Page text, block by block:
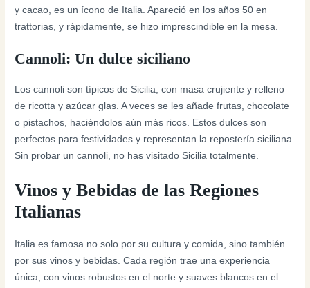
y cacao, es un ícono de Italia. Apareció en los años 50 en
trattorias, y rápidamente, se hizo imprescindible en la mesa.
Cannoli: Un dulce siciliano
Los cannoli son típicos de Sicilia, con masa crujiente y relleno
de ricotta y azúcar glas. A veces se les añade frutas, chocolate
o pistachos, haciéndolos aún más ricos. Estos dulces son
perfectos para festividades y representan la repostería siciliana.
Sin probar un cannoli, no has visitado Sicilia totalmente.
Vinos y Bebidas de las Regiones
Italianas
Italia es famosa no solo por su cultura y comida, sino también
por sus vinos y bebidas. Cada región trae una experiencia
única, con vinos robustos en el norte y suaves blancos en el